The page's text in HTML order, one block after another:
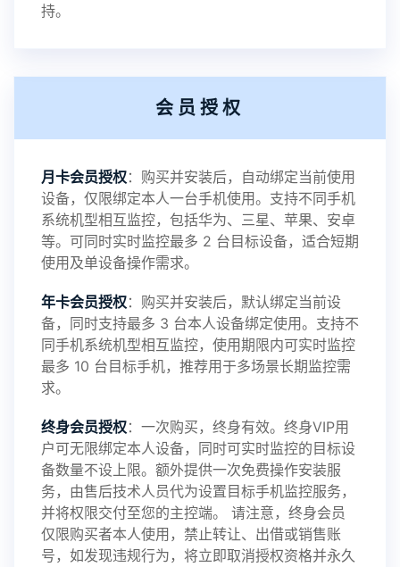
件至本地请先切换代理网络
鲸监控存在的问题与所需的更多功能，华鲸手机监
控将持续为您创造更优秀的监控APP
2025-01-13 V3.7
2024-10-08 V3.6
2024-03-16 V3.5
持。
会员授权
月卡会员授权：购买并安装后，自动绑定当前使用
设备，仅限绑定本人一台手机使用。支持不同手机
系统机型相互监控，包括华为、三星、苹果、安卓
等。可同时实时监控最多 2 台目标设备，适合短期
使用及单设备操作需求。
年卡会员授权：购买并安装后，默认绑定当前设
备，同时支持最多 3 台本人设备绑定使用。支持不
同手机系统机型相互监控，使用期限内可实时监控
最多 10 台目标手机，推荐用于多场景长期监控需
求。
终身会员授权：一次购买，终身有效。终身VIP用
户可无限绑定本人设备，同时可实时监控的目标设
备数量不设上限。额外提供一次免费操作安装服
务，由售后技术人员代为设置目标手机监控服务，
并将权限交付至您的主控端。 请注意，终身会员
仅限购买者本人使用，禁止转让、出借或销售账
号，如发现违规行为，将立即取消授权资格并永久